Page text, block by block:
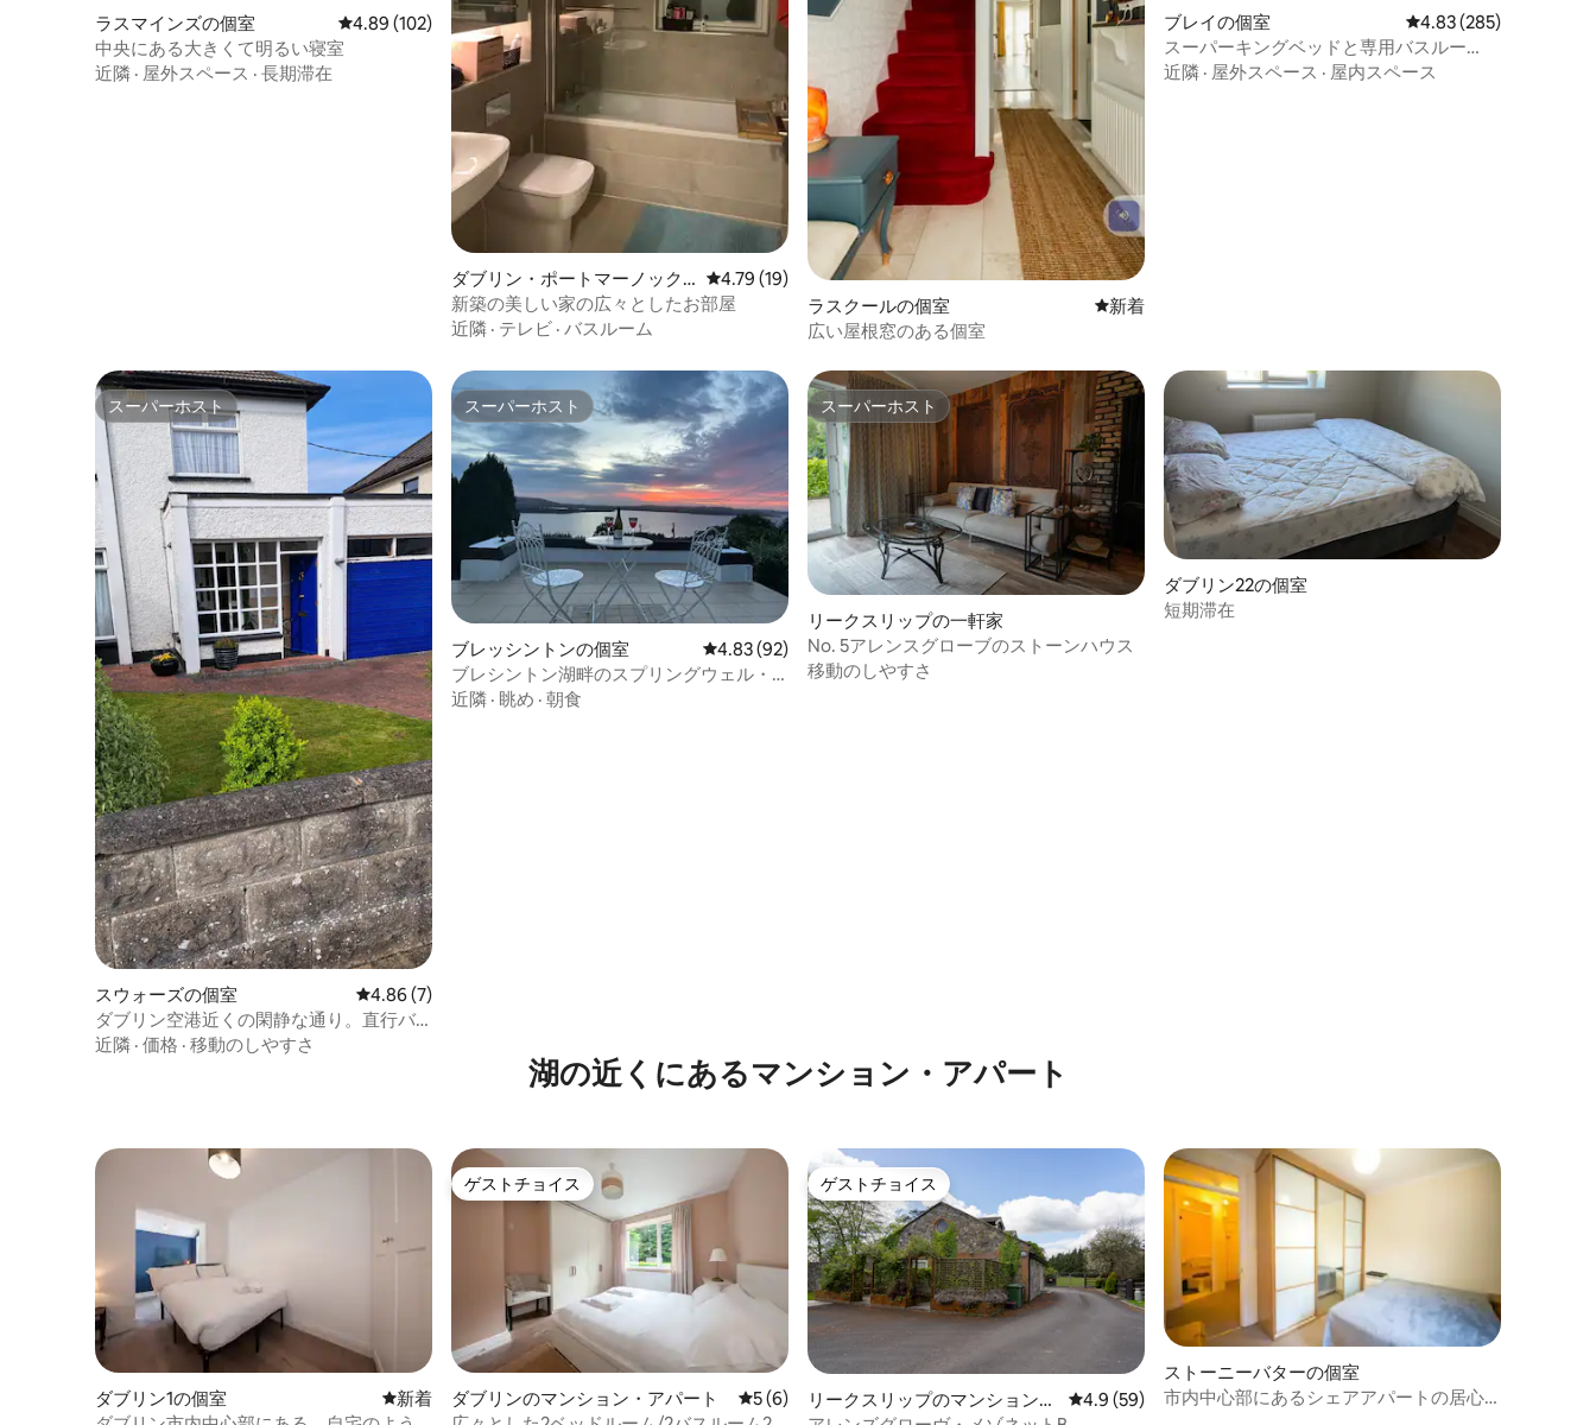
ラスマインズの個室 レビュー102件、5つ星中4.89つ星の平均評価
4.89 (102)
中央にある大きくて明るい寝室
近隣 · 屋外スペース · 長期滞在
ダブリン・ポートマーノック
の個室
レビュー19件、5つ星中4.79つ星の平均評価
4.79 (19)
新築の美しい家の広々としたお部屋
近隣 · テレビ · バスルーム
ラスクールの個室 新しい宿泊先
新着
広い屋根窓のある個室
ブレイの個室 レビュー285件、5つ
4.83 (285)
スーパーキングベッドと専用バスルー
ム、ボードフェイルテ認定
近隣 · 屋外スペース · 屋内スペース
スーパーホスト
スーパーホスト
スウォーズの個室 レビュー7件、5つ星中4.86つ星の平均評価
4.86 (7)
ダブリン空港近くの閑静な通り。直行バ
ス41番
近隣 · 価格 · 移動のしやすさ
スーパーホスト
スーパーホスト
ブレッシントンの個室 レビュー92件、5つ星中4.83つ星の平均評価
4.83 (92)
ブレシントン湖畔のスプリングウェル・
ロッジ：2号室
近隣 · 眺め · 朝食
スーパーホスト
スーパーホスト
リークスリップの一軒家
No. 5アレンスグローブのストーンハウス
移動のしやすさ
ダブリン22の個室
短期滞在
湖の近くにあるマンション・アパート
ダブリン1の個室 新しい宿泊先
新着
ゲストチョイス
ゲストチョイス
ダブリンのマンション・アパート レビュー6件、5つ星中5つ星の平均評価
5 (6)
ゲストチョイス
ゲストチョイス
リークスリップのマンション・
レビュー59件、5つ星中4.9つ星の平均評価
4.9 (59)
ストーニーバターの個室
市内中心部にあるシェアアパートの居心